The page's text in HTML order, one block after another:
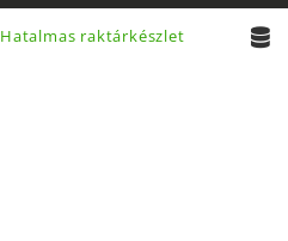
Hatalmas raktárkészlet